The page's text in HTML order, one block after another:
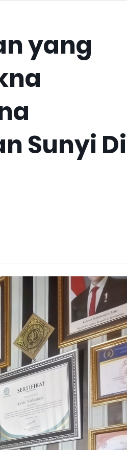
yang
Sunyi Di